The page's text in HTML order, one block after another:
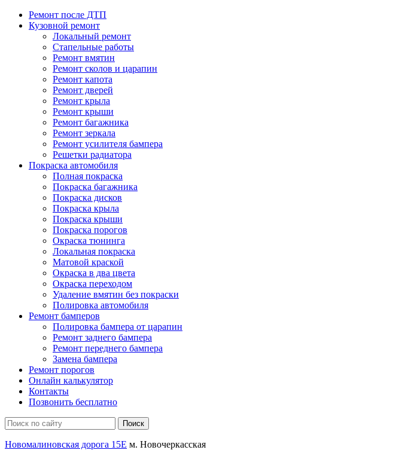
Ремонт после ДТП
Кузовной ремонт
Локальный ремонт
Стапельные работы
Ремонт вмятин
Ремонт сколов и царапин
Ремонт капота
Ремонт дверей
Ремонт крыла
Ремонт крыши
Ремонт багажника
Ремонт зеркала
Ремонт усилителя бампера
Решетки радиатора
Покраска автомобиля
Полная покраска
Покраска багажника
Покраска дисков
Покраска крыла
Покраска крыши
Покраска порогов
Окраска тюнинга
Локальная покраска
Матовой краской
Окраска в два цвета
Окраска переходом
Удаление вмятин без покраски
Полировка автомобиля
Ремонт бамперов
Полировка бампера от царапин
Ремонт заднего бампера
Ремонт переднего бампера
Замена бампера
Ремонт порогов
Онлайн калькулятор
Контакты
Позвонить бесплатно
Новомалиновская дорога 15Е м. Новочеркасская